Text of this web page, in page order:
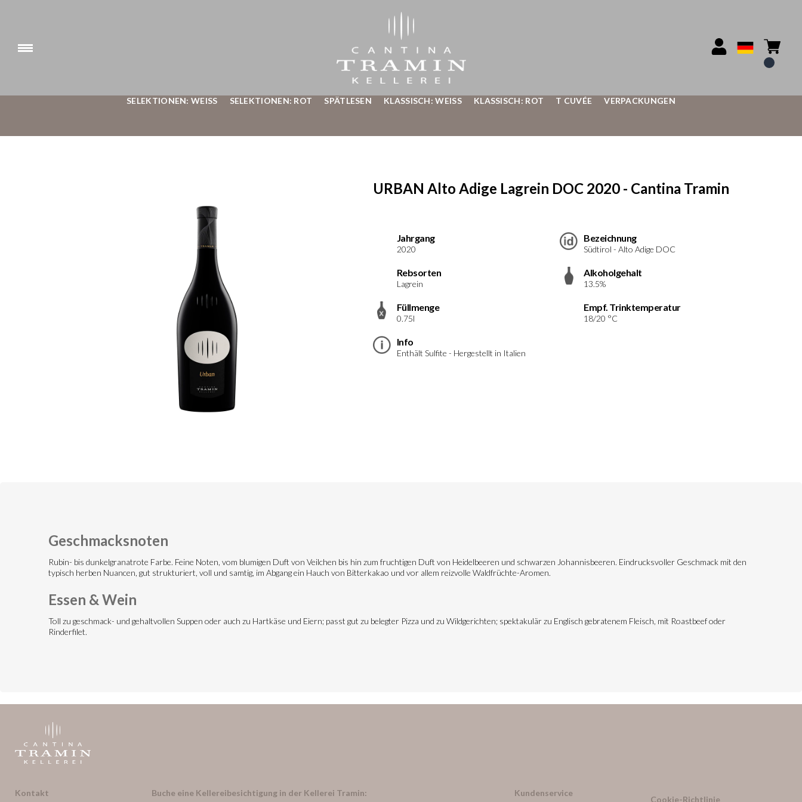
SELEKTIONEN: WEISS SELEKTIONEN: ROT SPÄTLESEN KLASSISCH: WEISS KLASSISCH: ROT T CUVÉE VERPACKUNGEN
URBAN Alto Adige Lagrein DOC 2020 - Cantina Tramin
Jahrgang
2020
Bezeichnung
Südtirol - Alto Adige DOC
Rebsorten
Lagrein
Alkoholgehalt
13.5%
Füllmenge
0.75l
Empf. Trinktemperatur
18/20 °C
Info
Enthält Sulfite - Hergestellt in Italien
Geschmacksnoten
Rubin- bis dunkelgranatrote Farbe. Feine Noten, vom blumigen Duft von Veilchen bis hin zum fruchtigen Duft von Heidelbeeren und schwarzen Johannisbeeren. Eindrucksvoller Geschmack mit den
typisch herben Nuancen, gut strukturiert, voll und samtig, im Abgang ein Hauch von Bitterkakao und vor allem reizvolle Waldfrüchte-Aromen.
Essen & Wein
Toll zu geschmack- und gehaltvollen Suppen oder auch zu Hartkäse und Eiern; passt gut zu belegter Pizza und zu Wildgerichten; spektakulär zu Englisch gebratenem Fleisch, mit Roastbeef oder
Rinderfilet.
Kontakt Buche eine Kellereibesichtigung in der Kellerei Tramin: Kundenservice
Cookie-Richtlinie